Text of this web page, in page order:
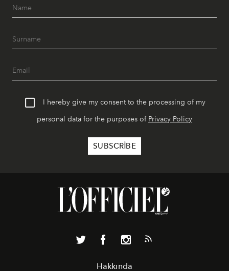
I hereby give my consent to the processing of my
personal data for the purposes of Privacy Policy
Hakkında